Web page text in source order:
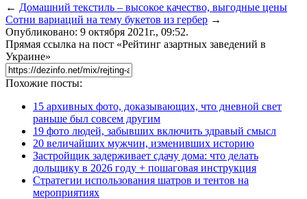
← Домашний текстиль – высокое качество, выгодные цены
Сотни вариаций на тему букетов из гербер →
Опубликовано: 9 октября 2021г., 09:52.
Прямая ссылка на пост «Рейтинг азартных заведений в
Украине»
Похожие посты:
15 архивных фото, доказывающих, что дневной свет
раньше был совсем другим
19 фото людей, забывших включить здравый смысл
20 величайших мужчин, изменивших историю
Застройщик задерживает сдачу дома: что делать
дольщику в 2026 году + пошаговая инструкция
Стратегии использования шатров и тентов на
мероприятиях